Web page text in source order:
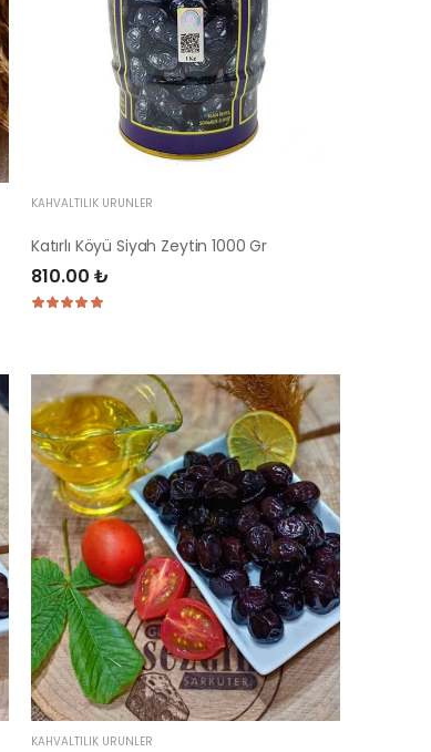
KAHVALTILIK ÜRÜNLER
Katırlı Köyü Siyah Zeytin 1000 Gr
810.00 ₺
KAHVALTILIK ÜRÜNLER